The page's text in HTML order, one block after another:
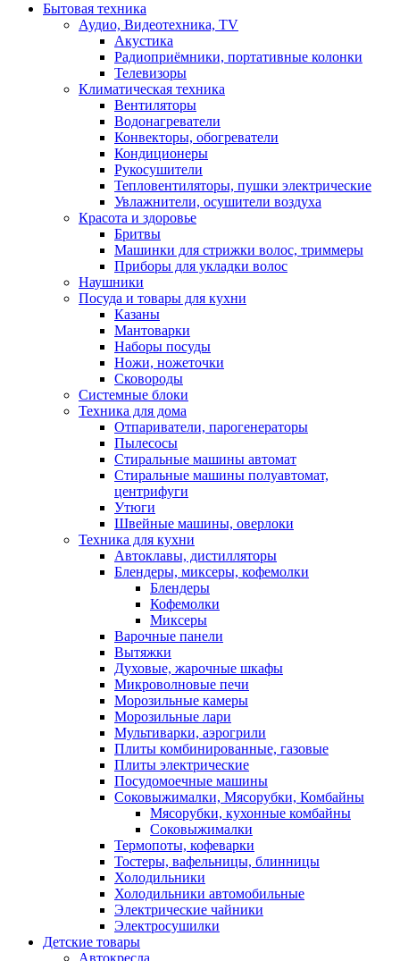
Бытовая техника
Аудио, Видеотехника, TV
Акустика
Радиоприёмники, портативные колонки
Телевизоры
Климатическая техника
Вентиляторы
Водонагреватели
Конвекторы, обогреватели
Кондиционеры
Рукосушители
Тепловентиляторы, пушки электрические
Увлажнители, осушители воздуха
Красота и здоровье
Бритвы
Машинки для стрижки волос, триммеры
Приборы для укладки волос
Наушники
Посуда и товары для кухни
Казаны
Мантоварки
Наборы посуды
Ножи, ножеточки
Сковороды
Системные блоки
Техника для дома
Отпариватели, парогенераторы
Пылесосы
Стиральные машины автомат
Стиральные машины полуавтомат,
центрифуги
Утюги
Швейные машины, оверлоки
Техника для кухни
Автоклавы, дистилляторы
Блендеры, миксеры, кофемолки
Блендеры
Кофемолки
Миксеры
Варочные панели
Вытяжки
Духовые, жарочные шкафы
Микроволновые печи
Морозильные камеры
Морозильные лари
Мультиварки, аэрогрили
Плиты комбинированные, газовые
Плиты электрические
Посудомоечные машины
Соковыжималки, Мясорубки, Комбайны
Мясорубки, кухонные комбайны
Соковыжималки
Термопоты, кофеварки
Тостеры, вафельницы, блинницы
Холодильники
Холодильники автомобильные
Электрические чайники
Электросушилки
Детские товары